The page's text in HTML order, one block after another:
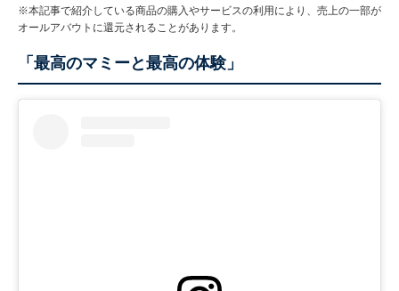
※本記事で紹介している商品の購入やサービスの利用により、売上の一部が
オールアバウトに還元されることがあります。
「最高のマミーと最高の体験」